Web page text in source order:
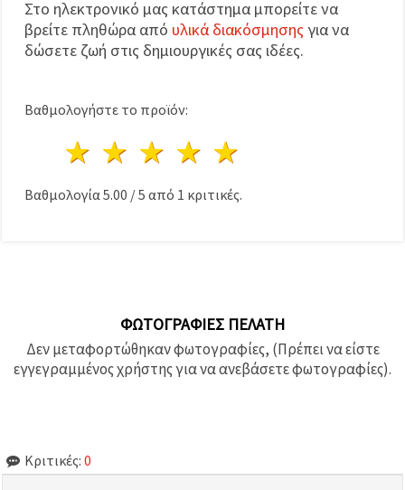
Στο ηλεκτρονικό μας κατάστημα μπορείτε να
βρείτε πληθώρα από υλικά διακόσμησηςγια να
δώσετε ζωή στις δημιουργικές σας ιδέες.
Βαθμολογήστε το προϊόν:
4 Αστέρια
3 Αστέρια
2 Αστέρια
1 Αστέρι
Βαθμολογία 5.00 /5 από 1 κριτικές.
ΦΩΤΟΓΡΑΦΊΕΣ ΠΕΛΆΤΗ
Δεν μεταφορτώθηκαν φωτογραφίες, (Πρέπει να είστε
εγγεγραμμένος χρήστης για να ανεβάσετε φωτογραφίες).
Κριτικές: 0